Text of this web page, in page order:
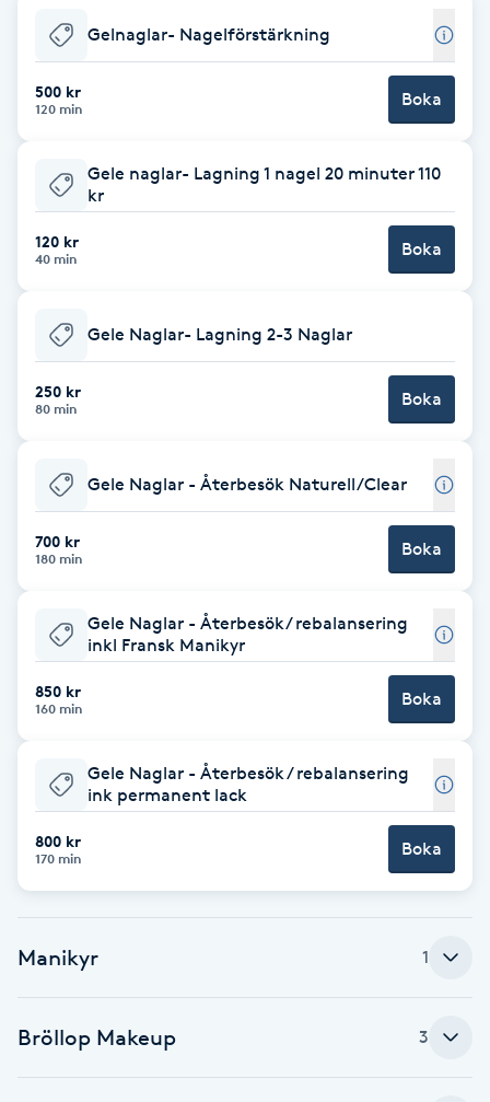
Babylights
Balayage
Barnklippning
BIAB
Blowout
Bottenfärg
Brynfärgning
Brynplockning
Bröllopsuppsättning
C
Celluliter
Coachning
Color correction
Damklippning
Gelnaglar- Nagelförstärkning
500 kr
120 min Boka
Gele naglar- Lagning 1 nagel 20 minuter 110
kr
120 kr
40 min Boka
Gele Naglar- Lagning 2-3 Naglar
250 kr
80 min Boka
Gele Naglar - Återbesök Naturell/Clear
700 kr
180 min Boka
Gele Naglar - Återbesök/ rebalansering
inkl Fransk Manikyr
850 kr
160 min Boka
Gele Naglar - Återbesök / rebalansering
ink permanent lack
800 kr
170 min Boka
Manikyr 1
Bröllop Makeup 3